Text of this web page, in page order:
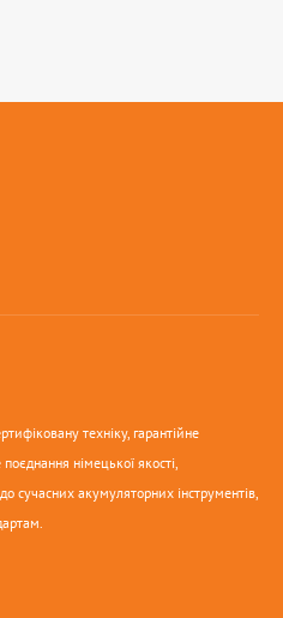
техніку, гарантійне
німецької якості,
сучасних акумуляторних інструментів,